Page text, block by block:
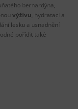
bernardýna,
výživu, hydrataci a
lesku a usnadnění
pořídit také